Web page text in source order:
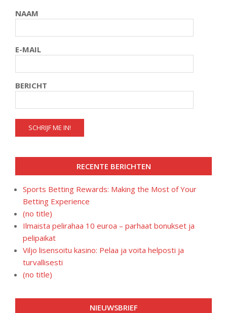
NAAM
E-MAIL
BERICHT
RECENTE BERICHTEN
Sports Betting Rewards: Making the Most of Your
Betting Experience
(no title)
Ilmaista pelirahaa 10 euroa – parhaat bonukset ja
pelipaikat
Viljo lisensoitu kasino: Pelaa ja voita helposti ja
turvallisesti
(no title)
NIEUWSBRIEF